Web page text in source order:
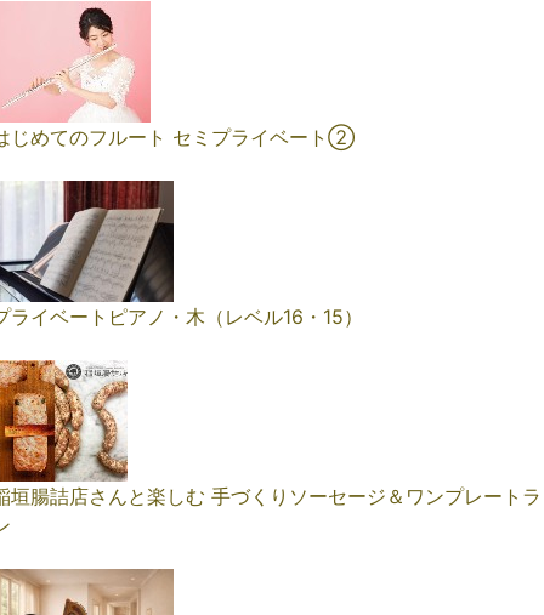
じめてのフルート セミプライベート②
ライベートピアノ・木（レベル16・15）
垣腸詰店さんと楽しむ 手づくりソーセージ＆ワンプレートラ